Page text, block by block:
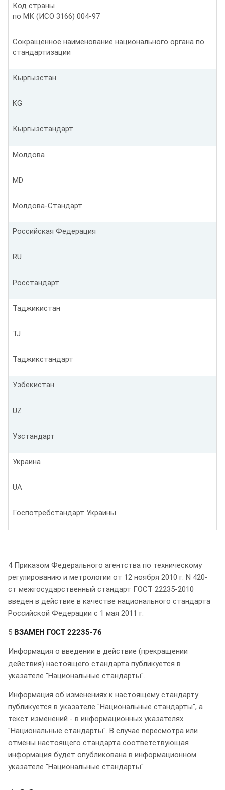
Код страны
по МК (ИСО 3166) 004-97
Сокращенное наименование национального органа по
стандартизации
Кыргызстан
KG
Кыргызстандарт
Молдова
MD
Молдова-Стандарт
Российская Федерация
RU
Росстандарт
Таджикистан
TJ
Таджикстандарт
Узбекистан
UZ
Узстандарт
Украина
UA
Госпотребстандарт Украины
4 Приказом Федерального агентства по техническому
регулированию и метрологии от 12 ноября 2010 г. N 420-
ст межгосударственный стандарт ГОСТ 22235-2010
введен в действие в качестве национального стандарта
Российской Федерации с 1 мая 2011 г.
5 ВЗАМЕН ГОСТ 22235-76
Информация о введении в действие (прекращении
действия) настоящего стандарта публикуется в
указателе "Национальные стандарты".
Информация об изменениях к настоящему стандарту
публикуется в указателе "Национальные стандарты", а
текст изменений - в информационных указателях
"Национальные стандарты". В случае пересмотра или
отмены настоящего стандарта соответствующая
информация будет опубликована в информационном
указателе "Национальные стандарты"